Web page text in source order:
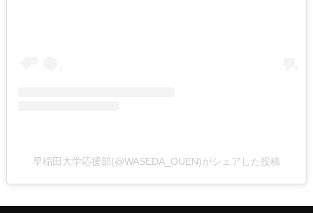
早稲田大学応援部(@WASEDA_OUEN)がシェアした投稿